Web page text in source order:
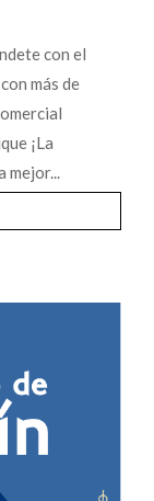
con el
más de
¡La
mejor...